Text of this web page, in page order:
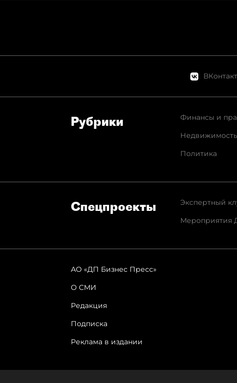
Рубрики
Финансы и
Недвижимость
Политика
Спец­проекты
Экспертный
Мероприятия
АО «ДП Бизнес Пресс»
О СМИ
Редакция
Подписка
Реклама в издании